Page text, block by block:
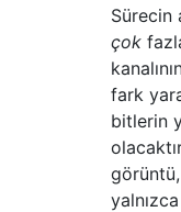
Sürecin
çok
fark
bitlerin